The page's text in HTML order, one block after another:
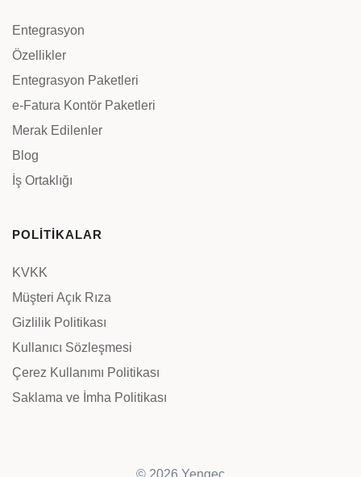
Entegrasyon
Özellikler
Entegrasyon Paketleri
e-Fatura Kontör Paketleri
Merak Edilenler
Blog
İş Ortaklığı
POLİTİKALAR
KVKK
Müşteri Açık Rıza
Gizlilik Politikası
Kullanıcı Sözleşmesi
Çerez Kullanımı Politikası
Saklama ve İmha Politikası
© 2026 Yengeç